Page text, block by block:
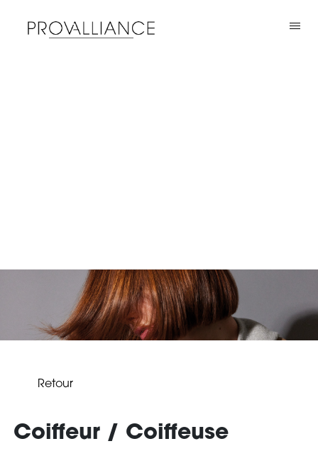
Retour
Coiffeur / Coiffeuse